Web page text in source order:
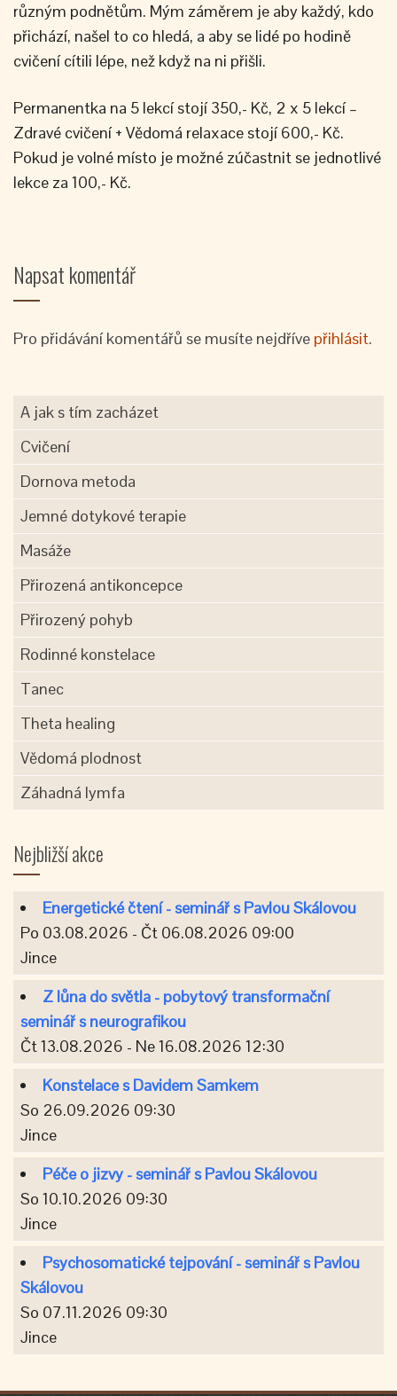
různým podnětům. Mým záměrem je aby každý, kdo
přichází, našel to co hledá, a aby se lidé po hodině
cvičení cítili lépe, než když na ni přišli.
Permanentka na 5 lekcí stojí 350,- Kč, 2 x 5 lekcí –
Zdravé cvičení + Vědomá relaxace stojí 600,- Kč.
Pokud je volné místo je možné zúčastnit se jednotlivé
lekce za 100,- Kč.
Napsat komentář
Pro přidávání komentářů se musíte nejdříve přihlásit.
A jak s tím zacházet
Cvičení
Dornova metoda
Jemné dotykové terapie
Masáže
Přirozená antikoncepce
Přirozený pohyb
Rodinné konstelace
Tanec
Theta healing
Vědomá plodnost
Záhadná lymfa
Nejbližší akce
Energetické čtení - seminář s Pavlou Skálovou
Po 03.08.2026 - Čt 06.08.2026 09:00
Jince
Z lůna do světla - pobytový transformační
seminář s neurografikou
Čt 13.08.2026 - Ne 16.08.2026 12:30
Konstelace s Davidem Samkem
So 26.09.2026 09:30
Jince
Péče o jizvy - seminář s Pavlou Skálovou
So 10.10.2026 09:30
Jince
Psychosomatické tejpování - seminář s Pavlou
Skálovou
So 07.11.2026 09:30
Jince